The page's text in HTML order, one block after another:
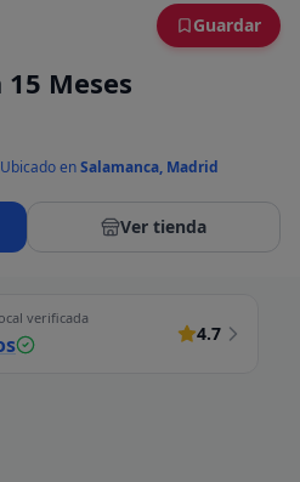
Guardar
Meses
Ubicado enSalamanca, Madrid
Ver tienda
verificada
4.7